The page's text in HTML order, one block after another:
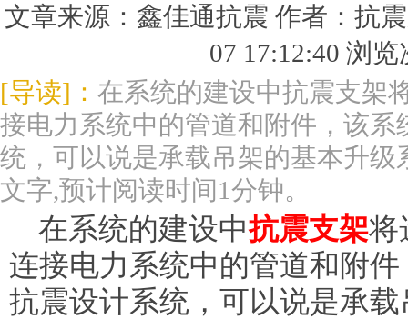
文章来源：鑫佳通抗震 作者：抗
07 17:12:40 浏
[导读]： 在系统的建设中抗震支架
接电力系统中的管道和附件，该
统，可以说是承载吊架的基本升级
文字,预计阅读时间1分钟。
在系统的建设中抗震支架将
连接电力系统中的管道和附
抗震设计系统，可以说是承